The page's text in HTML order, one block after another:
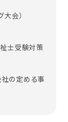
会）
士受験対策
の定める事